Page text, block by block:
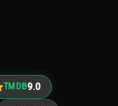
TMDB9.0